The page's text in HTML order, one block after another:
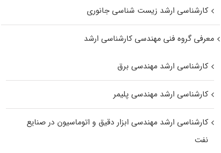
کارشناسی ارشد زیست‌ شناسی جانوری
معرفی گروه فنی مهندسی کارشناسی ارشد
کارشناسی ارشد مهندسی برق
کارشناسی ارشد مهندسی پلیمر
کارشناسی ارشد مهندسی ابزار دقیق و اتوماسیون در صنایع
نفت